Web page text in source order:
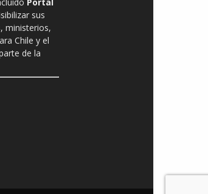
sus
ministerios,
Chile y el
de la